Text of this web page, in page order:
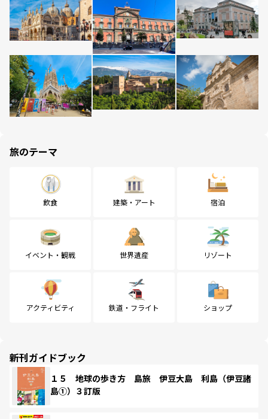
旅のテーマ
飲食 建築・アート 宿泊
イベント・観戦 世界遺産 リゾート
アクティビティ 鉄道・フライト ショップ
新刊ガイドブック
１５ 地球の歩き方 島旅 伊豆大島 利島（伊豆諸
島①）３訂版